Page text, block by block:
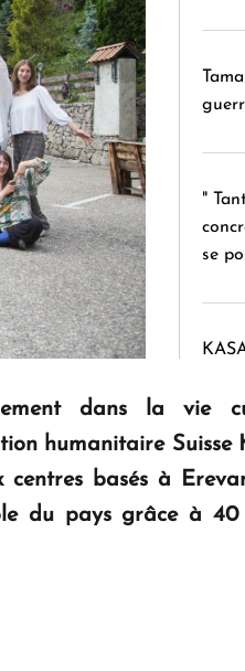
"
se
Le
dans la vie
humanitaire Suisse
centres basés à
du pays grâce à